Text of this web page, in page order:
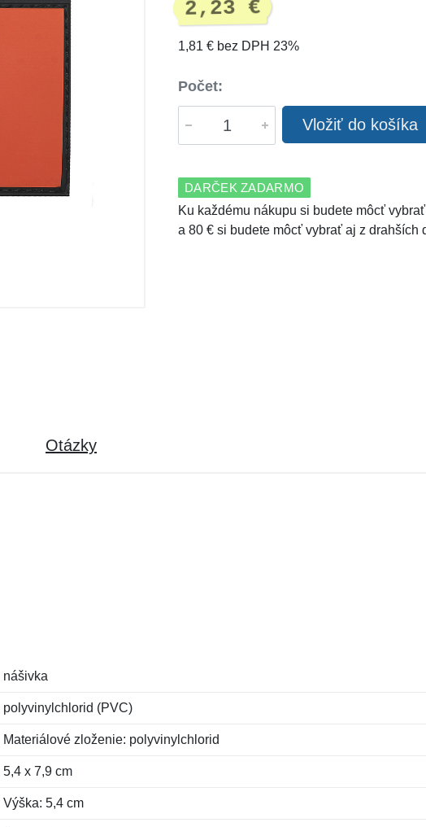
2,23 €
1,81 € bez DPH 23%
Počet:
Vložiť do košíka
DARČEK ZADARMO
Ku každému nákupu si budete môcť
a 80 € si budete môcť vybrať aj z drahších
Otázky
nášivka
polyvinylchlorid (PVC)
Materiálové zloženie: polyvinylchlorid
5,4 x 7,9 cm
Výška: 5,4 cm